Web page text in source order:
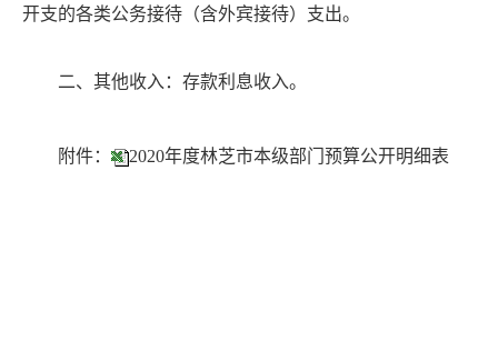
开支的各类公务接待（含外宾接待）支出。
二、其他收入 ： 存款利息收入。
附件： 2020年度林芝市本级部门预算公开明细表